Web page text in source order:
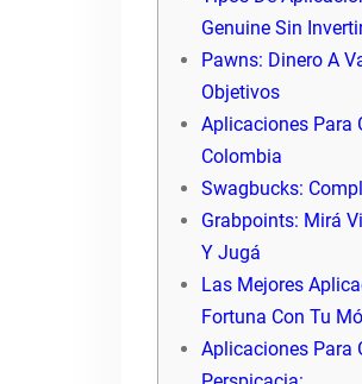
Genuine Sin
Pawns: Dinero A
Objetivos
Aplicaciones Para
Colombia
Swagbucks:
Grabpoints: Mirá
Y Jugá
Las Mejores
Fortuna Con Tu
Aplicaciones Para